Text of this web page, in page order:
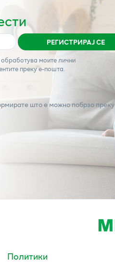
РЕГИСТРИРАЈ СЕ
моите лични
преку е-пошта.
што е можно побрзо преку
Политики